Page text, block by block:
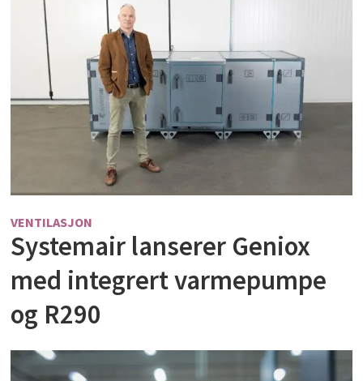
VENTILASJON
Systemair lanserer Geniox
med integrert varmepumpe
og R290